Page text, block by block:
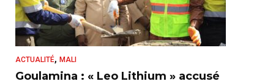
ACTUALITÉ, MALI
Goulamina : « Leo Lithium » accusé